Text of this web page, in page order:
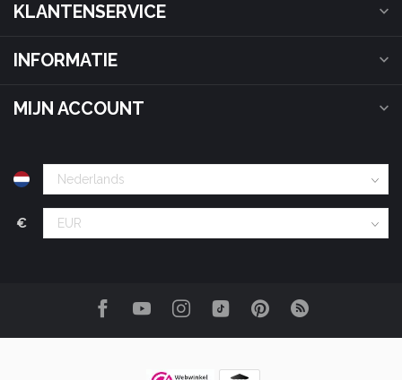
KLANTENSERVICE
INFORMATIE
MIJN ACCOUNT
€